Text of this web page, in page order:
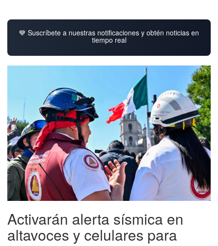
💙 Suscríbete a nuestras notificaciones y obtén noticias en
tiempo real
Activarán alerta sísmica en
altavoces y celulares para